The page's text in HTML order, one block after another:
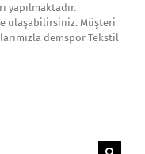
yapılmaktadır.
ulaşabilirsiniz. Müşteri
demspor Tekstil